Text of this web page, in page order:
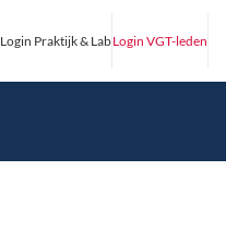
Login Praktijk & LabLogin VGT-leden